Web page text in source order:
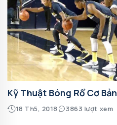
Kỹ Thuật Bóng Rổ Cơ Bản
18 Th5, 2018 3863 lượt xem